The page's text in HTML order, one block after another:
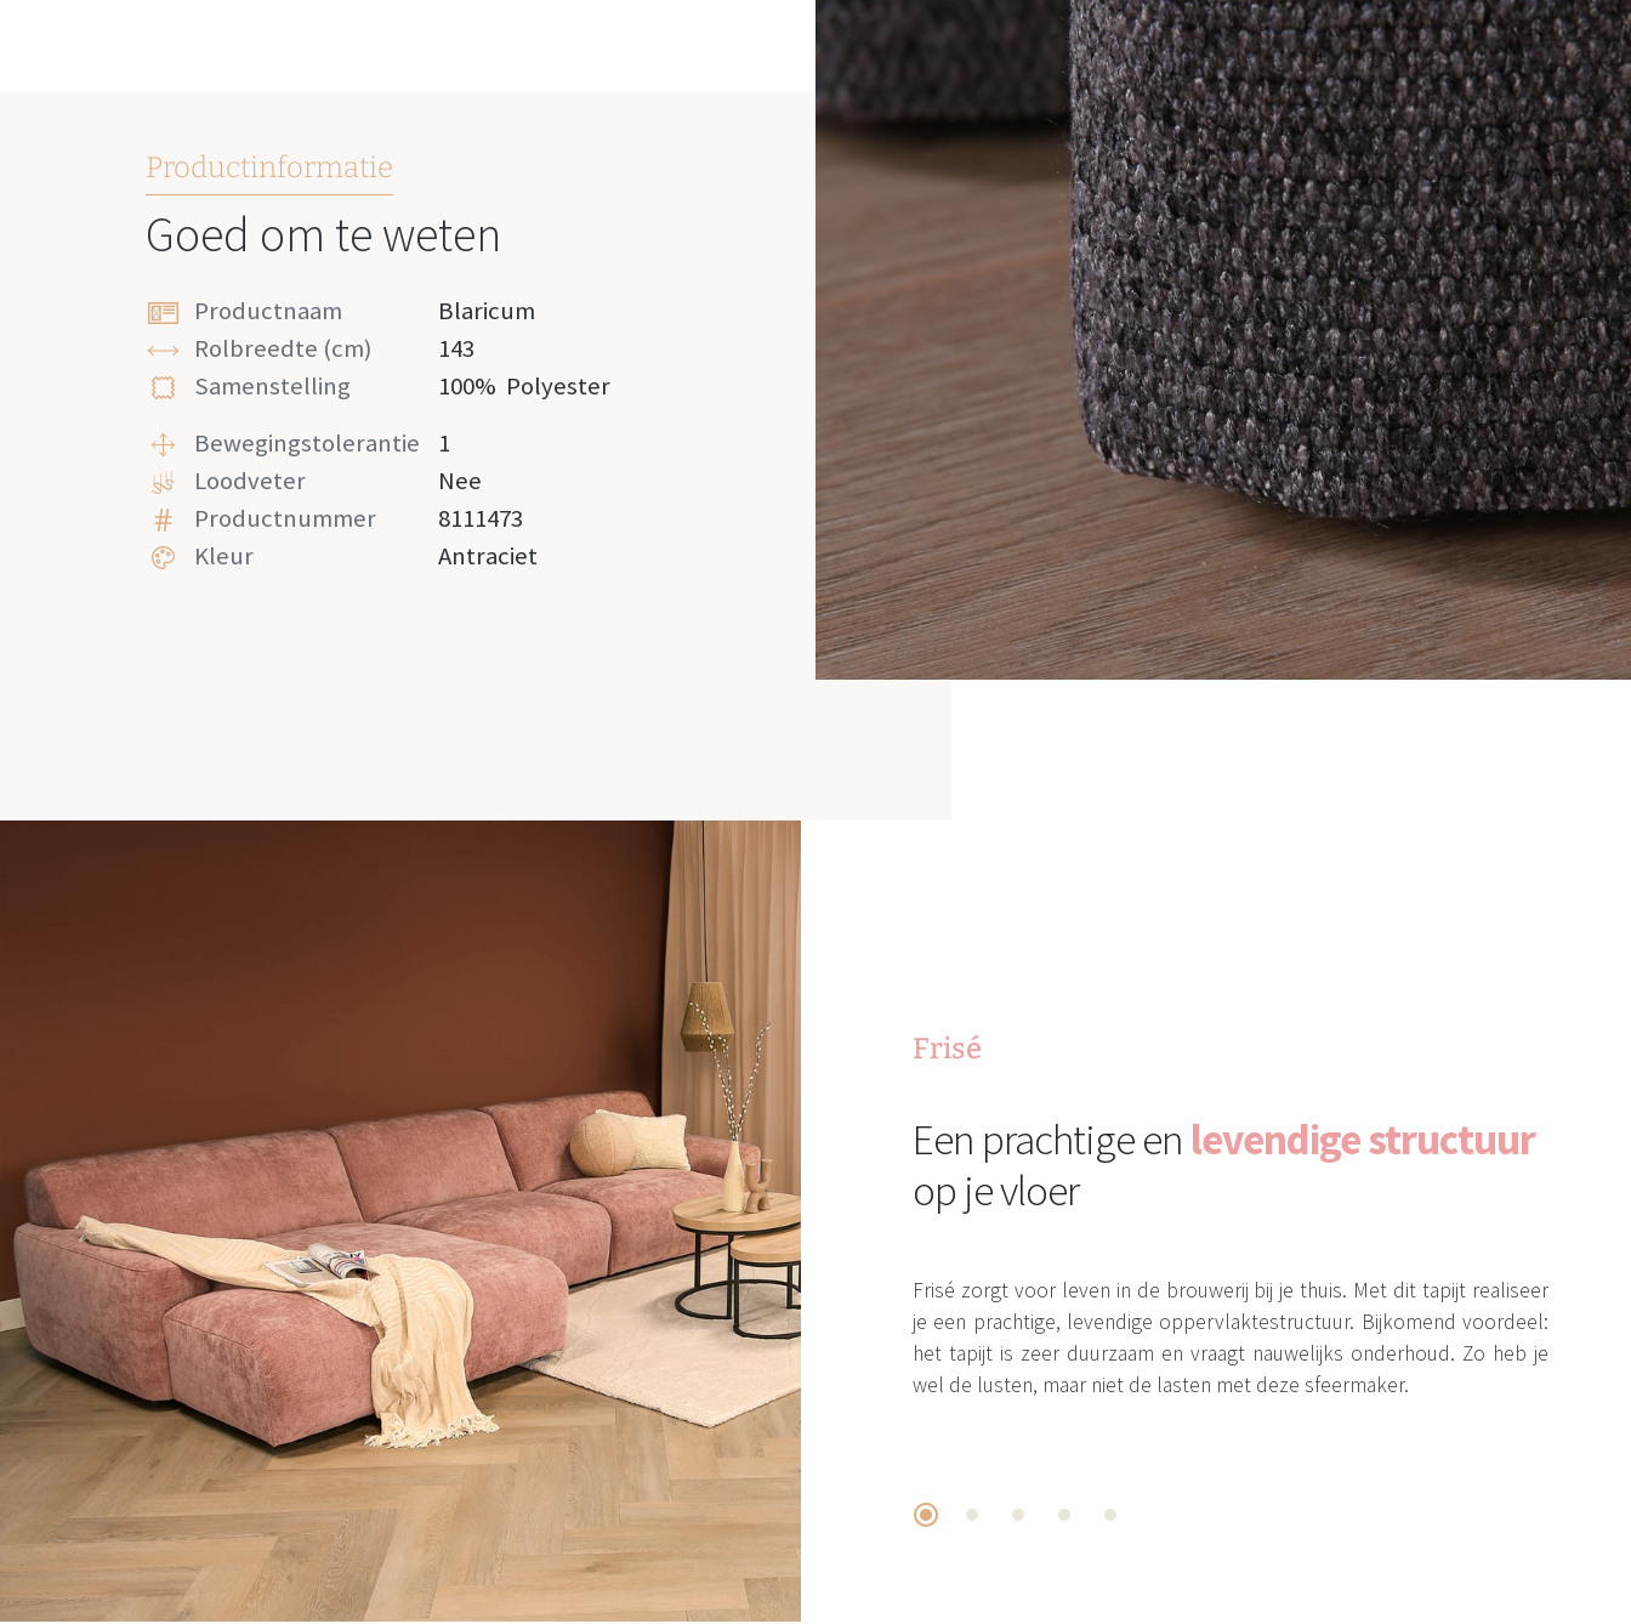
Productinformatie
Goed om te weten
Productnaam
Blaricum
Rolbreedte (cm)
143
Samenstelling
100% Polyester
Bewegingstolerantie
1
Loodveter
Nee
Productnummer
8111473
Kleur
Antraciet
Frisé
Een prachtige en levendige structuur
op je vloer
Frisé zorgt voor leven in de brouwerij bij je thuis. Met dit tapijt realiseer
je een prachtige, levendige oppervlaktestructuur. Bijkomend voordeel:
het tapijt is zeer duurzaam en vraagt nauwelijks onderhoud. Zo heb je
wel de lusten, maar niet de lasten met deze sfeermaker.